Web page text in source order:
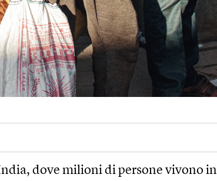
dove milioni di persone vivono in